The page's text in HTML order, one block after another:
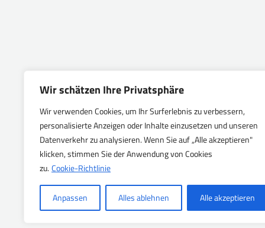
Wir schätzen Ihre Privatsphäre
Wir verwenden Cookies, um Ihr Surferlebnis zu verbessern,
personalisierte Anzeigen oder Inhalte einzusetzen und unseren
Datenverkehr zu analysieren. Wenn Sie auf „Alle akzeptieren"
klicken, stimmen Sie der Anwendung von Cookies
zu. Cookie-Richtlinie
Anpassen Alles ablehnen Alle akzeptieren